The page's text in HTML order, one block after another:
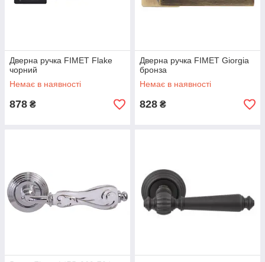
Дверна ручка FIMET Flake
чорний
Немає в наявності
878 ₴
Дверна ручка FIMET Giorgia
бронза
Немає в наявності
828 ₴